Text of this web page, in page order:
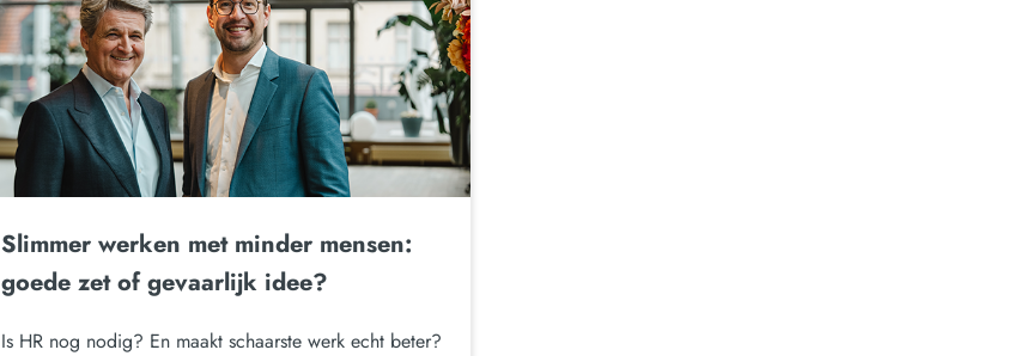
Slimmer werken met minder mensen:
goede zet of gevaarlijk idee?
Is HR nog nodig? En maakt schaarste werk echt beter?